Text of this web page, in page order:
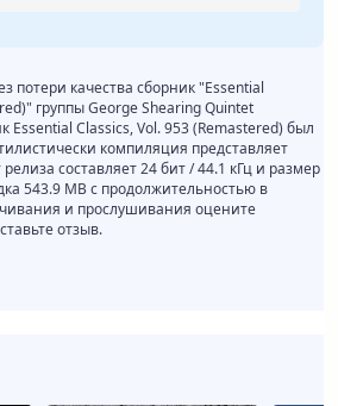
потери качества сборник "Essential
группы George Shearing Quintet
Essential Classics, Vol. 953 (Remastered) был
компиляция представляет
составляет 24 бит / 44.1 кГц и размер
543.9 MB с продолжительностью в
и прослушивания оцените
отзыв.